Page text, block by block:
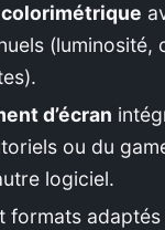
(luminosité,
d’écran
ou du
logiciel.
formats adaptés